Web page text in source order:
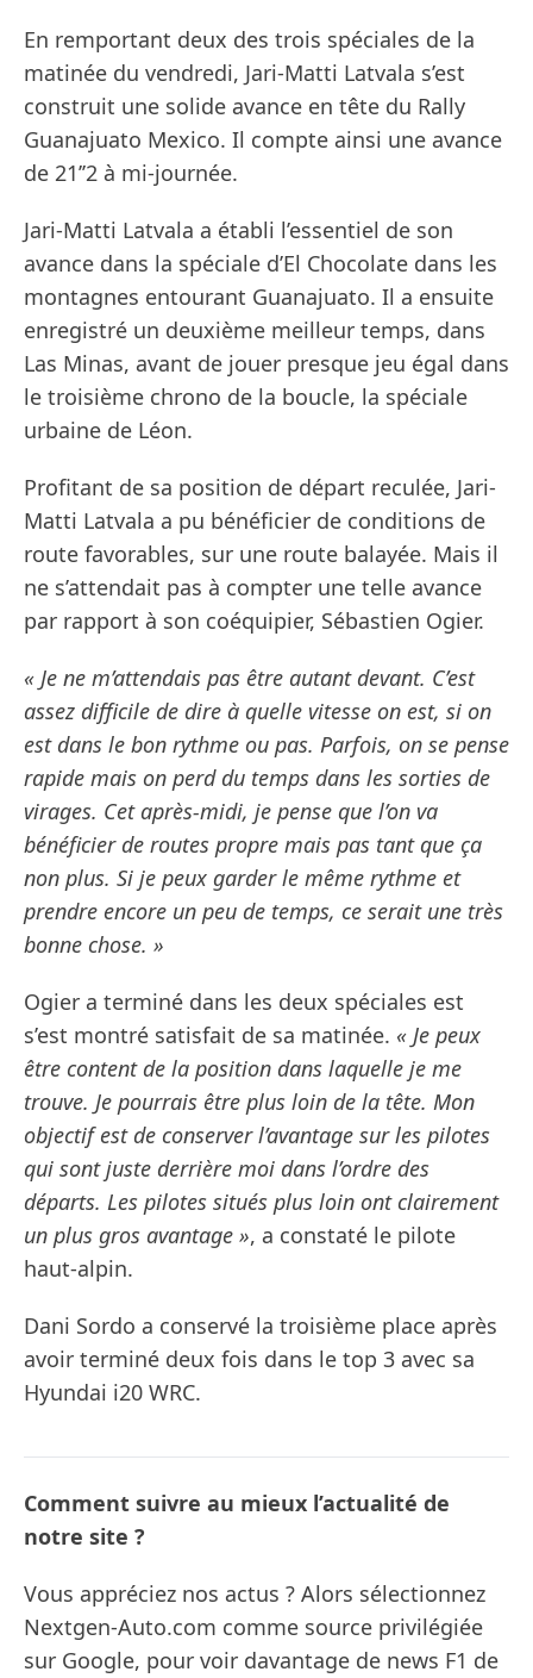
En remportant deux des trois spéciales de la
matinée du vendredi, Jari-Matti Latvala s’est
construit une solide avance en tête du Rally
Guanajuato Mexico. Il compte ainsi une avance
de 21’’2 à mi-journée.
Jari-Matti Latvala a établi l’essentiel de son
avance dans la spéciale d’El Chocolate dans les
montagnes entourant Guanajuato. Il a ensuite
enregistré un deuxième meilleur temps, dans
Las Minas, avant de jouer presque jeu égal dans
le troisième chrono de la boucle, la spéciale
urbaine de Léon.
Profitant de sa position de départ reculée, Jari-
Matti Latvala a pu bénéficier de conditions de
route favorables, sur une route balayée. Mais il
ne s’attendait pas à compter une telle avance
par rapport à son coéquipier, Sébastien Ogier.
« Je ne m’attendais pas être autant devant. C’est
assez difficile de dire à quelle vitesse on est, si on
est dans le bon rythme ou pas. Parfois, on se pense
rapide mais on perd du temps dans les sorties de
virages. Cet après-midi, je pense que l’on va
bénéficier de routes propre mais pas tant que ça
non plus. Si je peux garder le même rythme et
prendre encore un peu de temps, ce serait une très
bonne chose. »
Ogier a terminé dans les deux spéciales est
s’est montré satisfait de sa matinée. « Je peux
être content de la position dans laquelle je me
trouve. Je pourrais être plus loin de la tête. Mon
objectif est de conserver l’avantage sur les pilotes
qui sont juste derrière moi dans l’ordre des
départs. Les pilotes situés plus loin ont clairement
un plus gros avantage », a constaté le pilote
haut-alpin.
Dani Sordo a conservé la troisième place après
avoir terminé deux fois dans le top 3 avec sa
Hyundai i20 WRC.
Comment suivre au mieux l’actualité de
notre site ?
Vous appréciez nos actus ? Alors sélectionnez
Nextgen-Auto.com comme source privilégiée
sur Google, pour voir davantage de news F1 de